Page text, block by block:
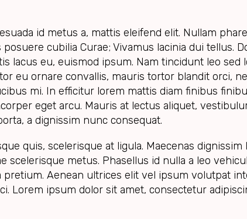
id metus a, mattis eleifend elit. Nullam
cubilia Curae; Vivamus lacinia dui tellus.
lacus eu, euismod ipsum. Nam tincidunt leo sed
eu ornare convallis, mauris tortor blandit orci,
mi. In efficitur lorem mattis diam finibus
eget arcu. Mauris at lectus aliquet,
a dignissim nunc consequat.
quis, scelerisque at ligula. Maecenas dignissim
metus. Phasellus id nulla a leo
Aenean ultrices elit vel ipsum volutpat
Lorem ipsum dolor sit amet, consectetur